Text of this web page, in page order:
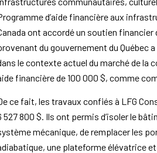
d’aide financière aux
ont accordé un soutien financier
du gouvernement du Québec
le contexte actuel du marché de la
financière de 100 000 $, comme
ce fait, les travaux confiés à LFG
527 800 $. Ils ont permis d’isoler le
mécanique, de remplacer les
une plateforme élévatrice